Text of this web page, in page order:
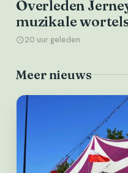
Overleden
muzikale
20 uur geleden
Meer nieuws